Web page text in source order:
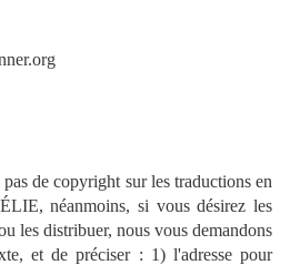
de copyright sur les traductions en
néanmoins, si vous désirez les
les distribuer, nous vous demandons
et de préciser : 1) l'adresse pour